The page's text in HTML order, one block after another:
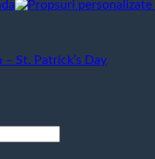
– St. Patrick’s Day